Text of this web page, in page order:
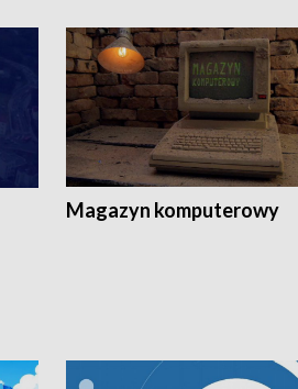
Magazyn komputerowy